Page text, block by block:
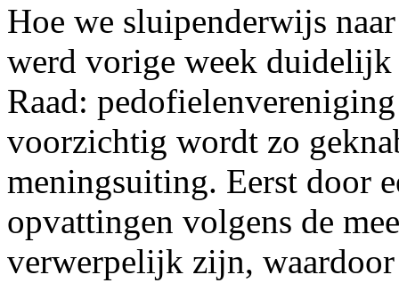
Hoe we sluipenderwijs
werd vorige week duidelijk
Raad:
voorzichtig wordt zo
meningsuiting. Eerst door
opvattingen volgens de
verwerpelijk zijn,